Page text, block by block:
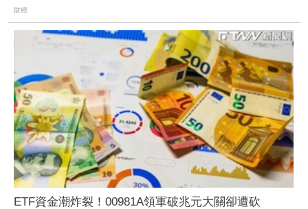
財經
ETF資金潮炸裂！00981A領軍破兆元大關卻遭砍